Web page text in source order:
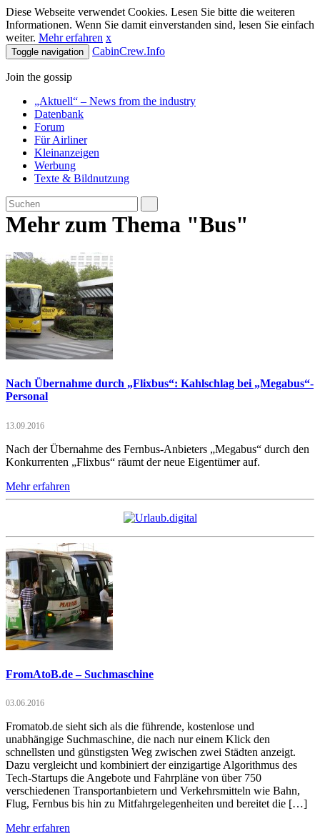
Diese Webseite verwendet Cookies. Lesen Sie bitte die weiteren
Informationen. Wenn Sie damit einverstanden sind, lesen Sie einfach
weiter. Mehr erfahren x
Toggle navigation CabinCrew.Info
Join the gossip
„Aktuell“ – News from the industry
Datenbank
Forum
Für Airliner
Kleinanzeigen
Werbung
Texte & Bildnutzung
Mehr zum Thema "Bus"
Nach Übernahme durch „Flixbus“: Kahlschlag bei „Megabus“-
Personal
13.09.2016
Nach der Übernahme des Fernbus-Anbieters „Megabus“ durch den
Konkurrenten „Flixbus“ räumt der neue Eigentümer auf.
Mehr erfahren
FromAtoB.de – Suchmaschine
03.06.2016
Fromatob.de sieht sich als die führende, kostenlose und
unabhängige Suchmaschine, die nach nur einem Klick den
schnellsten und günstigsten Weg zwischen zwei Städten anzeigt.
Dazu vergleicht und kombiniert der einzigartige Algorithmus des
Tech-Startups die Angebote und Fahrpläne von über 750
verschiedenen Transportanbietern und Verkehrsmitteln wie Bahn,
Flug, Fernbus bis hin zu Mitfahrgelegenheiten und bereitet die […]
Mehr erfahren